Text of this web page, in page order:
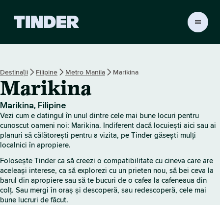
T
n
e
r
Destinații Filipine Metro Manila Marikina
Marikina
Marikina, Filipine
Vezi cum e datingul în unul dintre cele mai bune locuri pentru
cunoscut oameni noi: Marikina. Indiferent dacă locuiești aici sau ai
planuri să călătorești pentru a vizita, pe Tinder găsești mulți
localnici în apropiere.
Folosește Tinder ca să creezi o compatibilitate cu cineva care are
aceleași interese, ca să explorezi cu un prieten nou, să bei ceva la
barul din apropiere sau să te bucuri de o cafea la cafeneaua din
colț. Sau mergi în oraș și descoperă, sau redescoperă, cele mai
bune lucruri de făcut.